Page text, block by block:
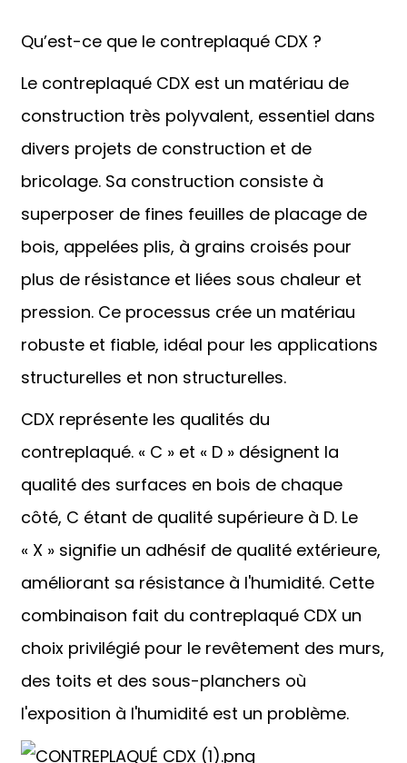
Qu’est-ce que le contreplaqué CDX ?
Le contreplaqué CDX est un matériau de
construction très polyvalent, essentiel dans
divers projets de construction et de
bricolage. Sa construction consiste à
superposer de fines feuilles de placage de
bois, appelées plis, à grains croisés pour
plus de résistance et liées sous chaleur et
pression. Ce processus crée un matériau
robuste et fiable, idéal pour les applications
structurelles et non structurelles.
CDX représente les qualités du
contreplaqué. « C » et « D » désignent la
qualité des surfaces en bois de chaque
côté, C étant de qualité supérieure à D. Le
« X » signifie un adhésif de qualité extérieure,
améliorant sa résistance à l'humidité. Cette
combinaison fait du contreplaqué CDX un
choix privilégié pour le revêtement des murs,
des toits et des sous-planchers où
l'exposition à l'humidité est un problème.